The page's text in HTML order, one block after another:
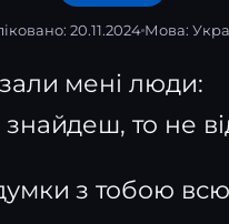
20.11.2024 Мова:
мені люди:
знайдеш, то не
з тобою